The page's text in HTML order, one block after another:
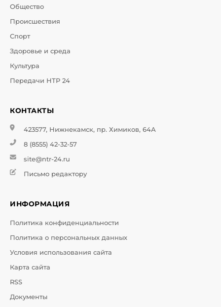
Общество
Происшествия
Спорт
Здоровье и среда
Культура
Передачи НТР 24
КОНТАКТЫ
423577, Нижнекамск, пр. Химиков, 64А
8 (8555) 42-32-57
site@ntr-24.ru
Письмо редактору
ИНФОРМАЦИЯ
Политика конфиденциальности
Политика о персональных данных
Условия использования сайта
Карта сайта
RSS
Документы